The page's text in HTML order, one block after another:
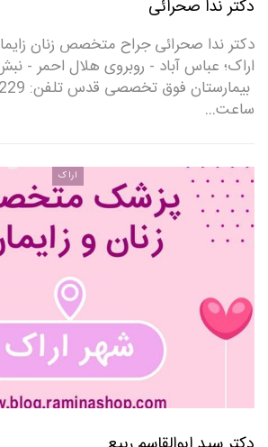
دکتر ندا صحرائی
دکتر ندا صحرائی جراح متخصص زنان
اراک؛ عباس آباد - روبروی هلال احمر -
ساعت…
اراک